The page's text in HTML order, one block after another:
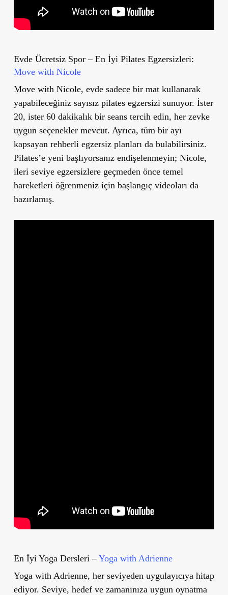
Evde Ücretsiz Spor – En İyi Pilates Egzersizleri:
Move with Nicole
Move with Nicole, evde sadece bir mat kullanarak
yapabileceğiniz sayısız pilates egzersizi sunuyor. İster
20, ister 60 dakikalık bir seans tercih edin, her zevke
uygun seçenekler mevcut. Ayrıca, tüm bir ayı
kapsayan rehberli egzersiz planları da bulabilirsiniz.
Pilates’e yeni başlıyorsanız endişelenmeyin; Nicole,
ileri seviye egzersizlere geçmeden önce temel
hareketleri öğrenmeniz için başlangıç videoları da
hazırlamış.
En İyi Yoga Dersleri –Yoga with Adrienne
Yoga with Adrienne, her seviyeden uygulayıcıya hitap
ediyor. Seviye, hedef ve zamanınıza uygun oynatma